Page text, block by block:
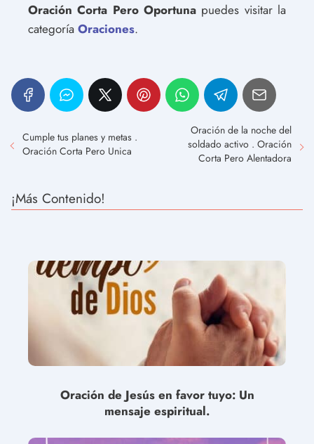
Oración Corta Pero Oportuna puedes visitar la
categoría Oraciones.
Cumple tus planes y metas .
Oración Corta Pero Unica
Oración de la noche del
soldado activo . Oración
Corta Pero Alentadora
¡Más Contenido!
Oración de Jesús en favor tuyo: Un
mensaje espiritual.